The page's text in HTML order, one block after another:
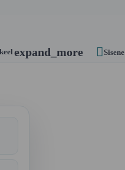
expand_more Sisene